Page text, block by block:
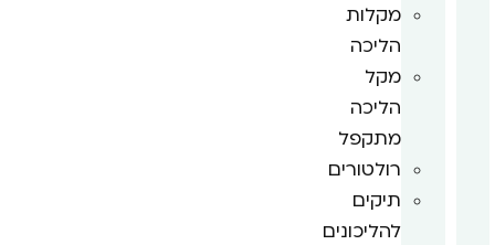
מקלות
הליכה
מקל
הליכה
מתקפל
רולטורים
תיקים
להליכונים